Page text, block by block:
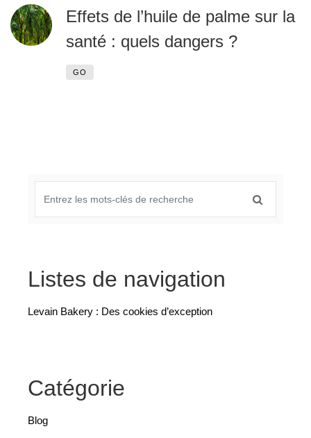
Effets de l’huile de palme sur la
santé : quels dangers ?
GO
Listes de navigation
Levain Bakery : Des cookies d’exception
Catégorie
Blog